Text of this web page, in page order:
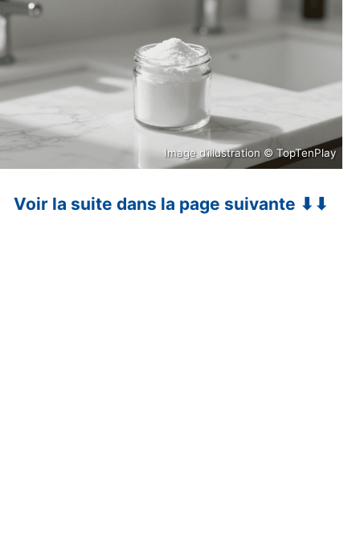
Image d’illustration © TopTenPlay
Voir la suite dans la page suivante ⬇⬇